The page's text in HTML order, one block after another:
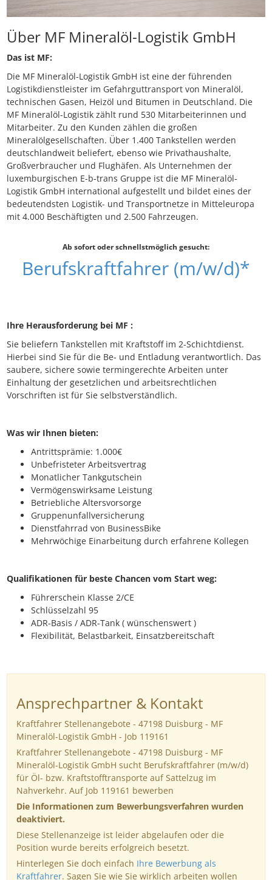
Über MF Mineralöl-Logistik GmbH
Das ist MF:
Die MF Mineralöl-Logistik GmbH ist eine der führenden
Logistikdienstleister im Gefahrguttransport von Mineralöl,
technischen Gasen, Heizöl und Bitumen in Deutschland. Die
MF Mineralöl-Logistik zählt rund 530 Mitarbeiterinnen und
Mitarbeiter. Zu den Kunden zählen die großen
Mineralölgesellschaften. Über 1.400 Tankstellen werden
deutschlandweit beliefert, ebenso wie Privathaushalte,
Großverbraucher und Flughäfen. Als Unternehmen der
luxemburgischen E-b-trans Gruppe ist die MF Mineralöl-
Logistik GmbH international aufgestellt und bildet eines der
bedeutendsten Logistik- und Transportnetze in Mitteleuropa
mit 4.000 Beschäftigten und 2.500 Fahrzeugen.
Ab sofort oder schnellstmöglich gesucht:
Berufskraftfahrer (m/w/d)*
Ihre Herausforderung bei MF :
Sie beliefern Tankstellen mit Kraftstoff im 2-Schichtdienst.
Hierbei sind Sie für die Be- und Entladung verantwortlich. Das
saubere, sichere sowie termingerechte Arbeiten unter
Einhaltung der gesetzlichen und arbeitsrechtlichen
Vorschriften ist für Sie selbstverständlich.
Was wir Ihnen bieten:
Antrittsprämie: 1.000€
Unbefristeter Arbeitsvertrag
Monatlicher Tankgutschein
Vermögenswirksame Leistung
Betriebliche Altersvorsorge
Gruppenunfallversicherung
Dienstfahrrad von BusinessBike
Mehrwöchige Einarbeitung durch erfahrene Kollegen
Qualifikationen für beste Chancen vom Start weg:
Führerschein Klasse 2/CE
Schlüsselzahl 95
ADR-Basis / ADR-Tank ( wünschenswert )
Flexibilität, Belastbarkeit, Einsatzbereitschaft
Ansprechpartner & Kontakt
Kraftfahrer Stellenangebote - 47198 Duisburg - MF
Mineralöl-Logistik GmbH - Job 119161
Kraftfahrer Stellenangebote - 47198 Duisburg - MF
Mineralöl-Logistik GmbH sucht Berufskraftfahrer (m/w/d)
für Öl- bzw. Kraftstofftransporte auf Sattelzug im
Nahverkehr. Auf Job 119161 bewerben
Die Informationen zum Bewerbungsverfahren wurden
deaktiviert.
Diese Stellenanzeige ist leider abgelaufen oder die
Position wurde bereits erfolgreich besetzt.
Hinterlegen Sie doch einfach Ihre Bewerbung als
Kraftfahrer. Sagen Sie wie Sie wirklich arbeiten wollen